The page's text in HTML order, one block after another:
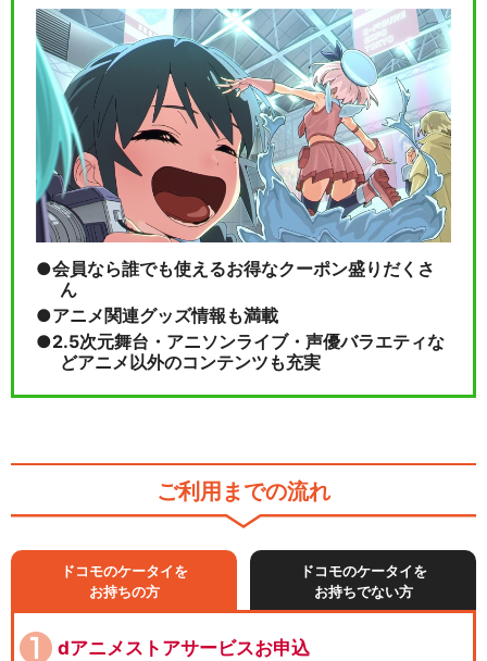
会員なら誰でも使えるお得なクーポン盛りだくさ
ん
アニメ関連グッズ情報も満載
2.5次元舞台・アニソンライブ・声優バラエティな
どアニメ以外のコンテンツも充実
ご利用までの流れ
ドコモのケータイを
お持ちの方
ドコモのケータイを
お持ちでない方
dアニメストアサービスお申込